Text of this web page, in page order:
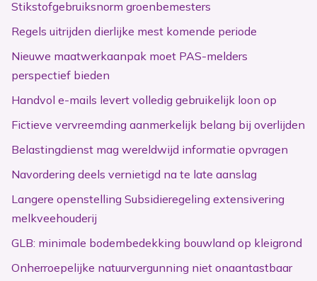
Stikstofgebruiksnorm groenbemesters
Regels uitrijden dierlijke mest komende periode
Nieuwe maatwerkaanpak moet PAS-melders
perspectief bieden
Handvol e-mails levert volledig gebruikelijk loon op
Fictieve vervreemding aanmerkelijk belang bij overlijden
Belastingdienst mag wereldwijd informatie opvragen
Navordering deels vernietigd na te late aanslag
Langere openstelling Subsidieregeling extensivering
melkveehouderij
GLB: minimale bodembedekking bouwland op kleigrond
Onherroepelijke natuurvergunning niet onaantastbaar